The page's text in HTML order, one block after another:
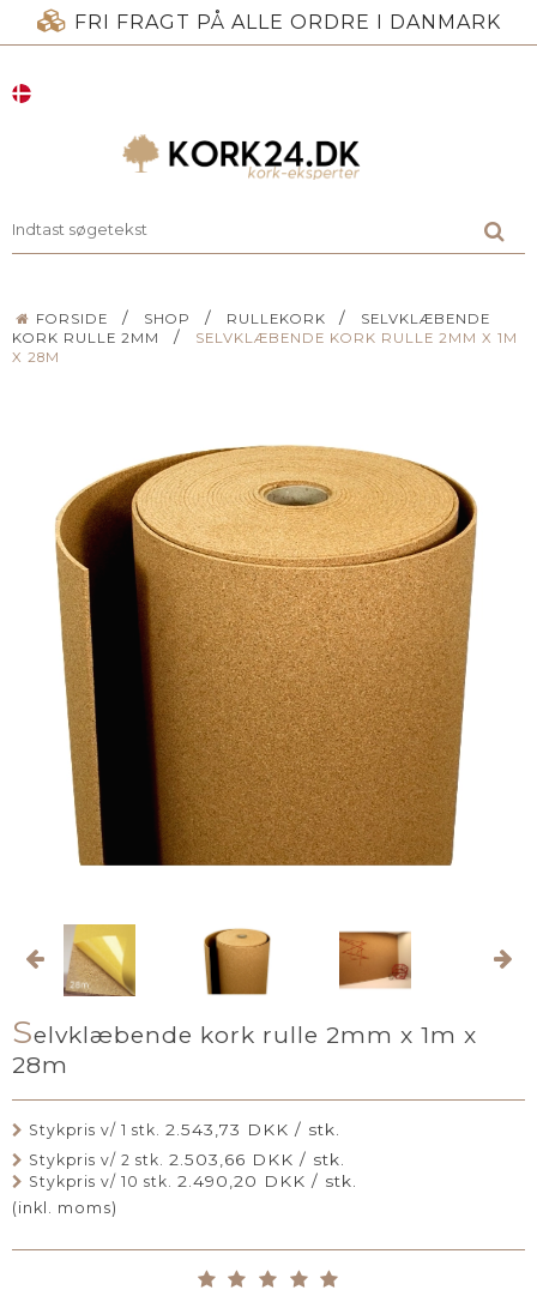
FRI FRAGT PÅ ALLE ORDRE I DANMARK
FORSIDE / SHOP / RULLEKORK /
SELVKLÆBENDE
KORK RULLE 2MM
/
SELVKLÆBENDE KORK RULLE 2MM X 1M
X 28M
Selvklæbende kork rulle 2mm x 1m x
28m
Stykpris v/ 1 stk. 2.543,73 DKK / stk.
Stykpris v/ 2 stk. 2.503,66 DKK / stk.
Stykpris v/ 10 stk. 2.490,20 DKK / stk.
(inkl. moms)